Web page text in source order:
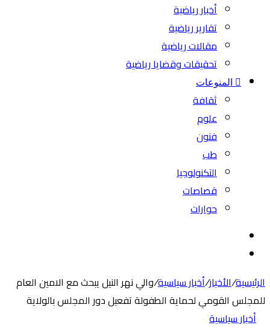
أخبار رياضية
تقارير رياضية
مقالات رياضية
تحقيقات وقضايا رياضية
المنوعات
ثقافة
علوم
فنون
طب
التكنولوجيا
قصاصات
حوارات
الرئيسية/الأخبار/أخبار سياسية/والي نهر النيل يبحث مع الامين العام
للمجلس القومي لحماية الطفولة تفعيل دور المجلس بالولاية
أخبار سياسية